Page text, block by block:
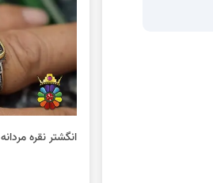
انگشتر نقره مردانه